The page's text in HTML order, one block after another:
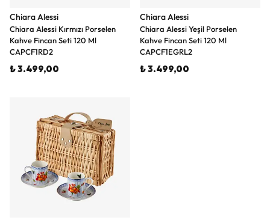
Chiara Alessi
Chiara Alessi Kırmızı Porselen
Kahve Fincan Seti 120 Ml
CAPCF1RD2
₺ 3.499,00
Chiara Alessi
Chiara Alessi Yeşil Porselen
Kahve Fincan Seti 120 Ml
CAPCF1EGRL2
₺ 3.499,00